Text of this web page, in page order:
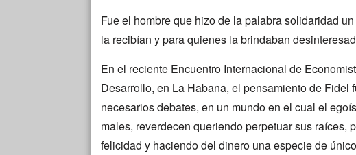
Fue el hombre que hizo de la palabra solidaridad
la recibían y para quienes la brindaban
En el reciente Encuentro Internacional de
Desarrollo, en La Habana, el pensamiento de Fidel
necesarios debates, en un mundo en el cual el
males, reverdecen queriendo perpetuar sus raíces,
felicidad y haciendo del dinero una especie de